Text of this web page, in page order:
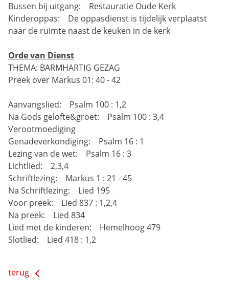
Bussen bij uitgang: Restauratie Oude Kerk
Kinderoppas: De oppasdienst is tijdelijk verplaatst
naar de ruimte naast de keuken in de kerk
Orde van Dienst
THEMA: BARMHARTIG GEZAG
Preek over Markus 01: 40 - 42
Aanvangslied: Psalm 100 : 1,2
Na Gods gelofte&groet: Psalm 100 : 3,4
Verootmoediging
Genadeverkondiging: Psalm 16 : 1
Lezing van de wet: Psalm 16 : 3
Lichtlied: 2,3,4
Schriftlezing: Markus 1 : 21 - 45
Na Schriftlezing: Lied 195
Voor preek: Lied 837 : 1,2,4
Na preek: Lied 834
Lied met de kinderen: Hemelhoog 479
Slotlied: Lied 418 : 1,2
terug